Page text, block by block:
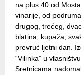
na plus 40 od
vinarije, od
drugog, trećeg,
blatina, kupaža,
prevruć ljetni dan.
“Vilinka” u vlasništvu
Sretnicama